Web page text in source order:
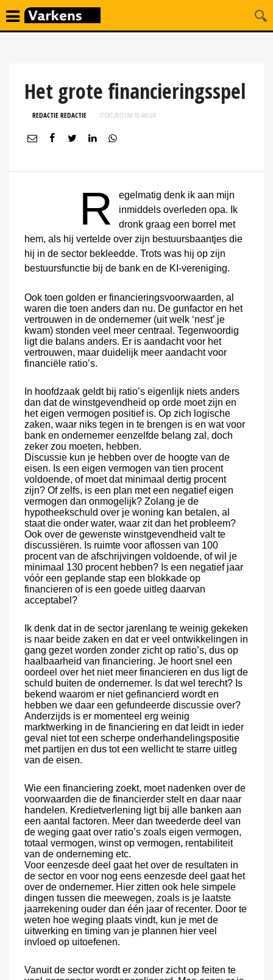
Het grote financieringsspel
REDACTIE REDACTIE 17 OKT 2013 OM 10:44UUR
R
egelmatig denk ik aan mijn
inmiddels overleden opa. Ik
dronk graag een borrel met
hem, als hij vertelde over zijn bestuursbaantjes die
hij in de sector bekleedde. Trots was hij op zijn
bestuursfunctie bij de bank en de KI-vereniging.
Ook toen golden er financieringsvoorwaarden, al
waren die toen anders dan nu. De gunfactor en het
vertrouwen in de ondernemer (uit welk ‘nest’ je
kwam) stonden veel meer centraal. Tegenwoordig
ligt die balans anders. Er is aandacht voor het
vertrouwen, maar duidelijk meer aandacht voor
financiële ratio’s.
In hoofdzaak geldt bij ratio’s eigenlijk niets anders
dan dat de winstgevendheid op orde moet zijn en
het eigen vermogen positief is. Op zich logische
zaken, waar niks tegen in te brengen is en wat voor
bank en ondernemer eenzelfde belang zal, doch
zeker zou moeten, hebben.
Discussie kun je hebben over de hoogte van de
eisen. Is een eigen vermogen van tien procent
voldoende, of moet dat minimaal dertig procent
zijn? Of zelfs, is een plan met een negatief eigen
vermogen dan onmogelijk? Zolang je de
hypotheekschuld over je woning kan betalen, al
staat die onder water, waar zit dan het probleem?
Ook over de gewenste winstgevendheid valt te
discussiëren. Is ruimte voor aflossen van 100
procent van de afschrijvingen voldoende, of wil je
minimaal 130 procent hebben? Is een negatief jaar
vóór een geplande stap een blokkade op
financieren of is een goede uitleg daarvan
acceptabel?
Ik denk dat in de sector jarenlang te weinig gekeken
is naar beide zaken en dat er veel ontwikkelingen in
gang gezet worden zonder zicht op ratio’s, dus op
haalbaarheid van financiering. Je hoort snel een
oordeel over het niet meer financieren en dus ligt de
schuld buiten de ondernemer. Is dat wel terecht? Is
bekend waarom er niet gefinancierd wordt en
hebben we daar een gefundeerde discussie over?
Anderzijds is er momenteel erg weinig
marktwerking in de financiering en dat leidt in ieder
geval niet tot een scherpe onderhandelingspositie
met partijen en dus tot een wellicht te starre uitleg
van de eisen.
Wie een financiering zoekt, moet nadenken over de
voorwaarden die de financierder stelt en daar naar
handelen. Kredietverlening ligt bij alle banken aan
een aantal factoren. Meer dan tweederde deel van
de weging gaat over ratio’s zoals eigen vermogen,
totaal vermogen, winst op vermogen, rentabiliteit
van de onderneming etc.
Voor eenzesde deel gaat het over de resultaten in
de sector en voor nog eens eenzesde deel gaat het
over de ondernemer. H ier zitten ook hele simpele
dingen tussen die meewegen, zoals is je laatste
jaarrekening ouder dan één jaar of recenter. Door te
weten hoe weging plaats vindt, kun je met de
uitwerking en timing van je plannen hier veel
invloed op uitoefenen.
Vanuit de sector wordt er zonder zicht op feiten te